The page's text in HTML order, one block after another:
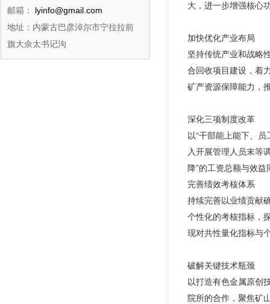
邮箱：
lyinfo@gmail.com
地址：内蒙古巴彦淖尔市宁拉拉前
旗大佘太书记沟
大，进一步增强核心
加快优化产业布局
坚持传统产业和战略
合回收项目建设，着
矿产资源保障能力，
深化三项制度改革
以“干部能上能下、
入开展管理人员末等
降”的工资总额与效
完善绩效考核体系
持续完善以业绩贡献
个性化的考核指标，
现对共性量化指标与
破解关键技术瓶颈
以打造有色金属原创
院所的合作，聚焦矿